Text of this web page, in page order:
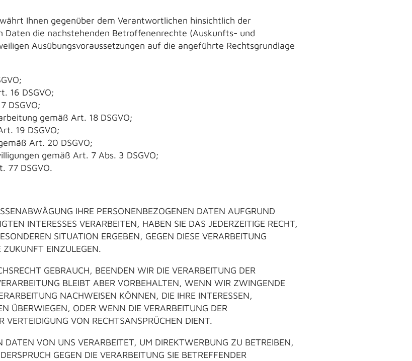
Ihnen gegenüber dem Verantwortlichen hinsichtlich der
Daten die nachstehenden Betroffenenrechte (Auskunfts- und
Ausübungsvoraussetzungen auf die angeführte Rechtsgrundlage
16 DSGVO;
DSGVO;
gemäß Art. 18 DSGVO;
19 DSGVO;
Art. 20 DSGVO;
gemäß Art. 7 Abs. 3 DSGVO;
77 DSGVO.
IHRE PERSONENBEZOGENEN DATEN AUFGRUND
INTERESSES VERARBEITEN, HABEN SIE DAS JEDERZEITIGE RECHT,
SITUATION ERGEBEN, GEGEN DIESE VERARBEITUNG
ZUKUNFT EINZULEGEN.
GEBRAUCH, BEENDEN WIR DIE VERARBEITUNG DER
BLEIBT ABER VORBEHALTEN, WENN WIR ZWINGENDE
NACHWEISEN KÖNNEN, DIE IHRE INTERESSEN,
ÜBERWIEGEN, ODER WENN DIE VERARBEITUNG DER
VERTEIDIGUNG VON RECHTSANSPRÜCHEN DIENT.
DATEN VON UNS VERARBEITET, UM DIREKTWERBUNG ZU BETREIBEN,
GEGEN DIE VERARBEITUNG SIE BETREFFENDER